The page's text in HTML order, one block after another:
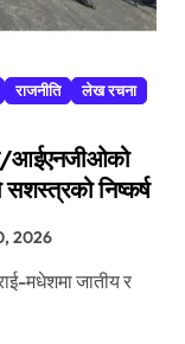
राजनीति
लेख रचना
आईएनजीओको
निष्कर्ष
2026